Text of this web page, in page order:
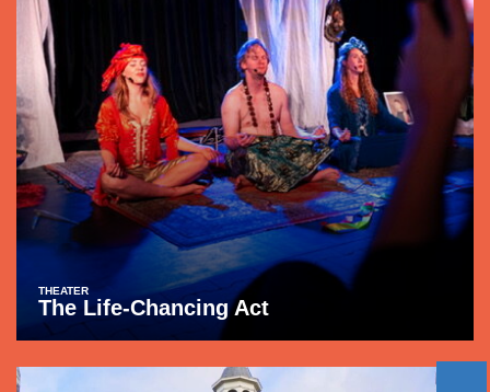
THEATER
The Life-Chancing Act